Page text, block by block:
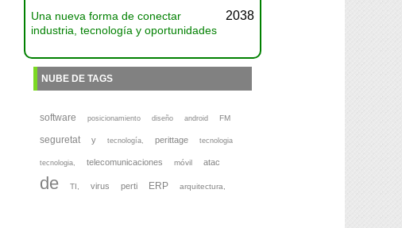
Una nueva forma de conectar
industria, tecnología y oportunidades
2038
NUBE DE TAGS
software posicionamiento diseño android FM
seguretat y tecnología, perittage tecnologia
tecnologia, telecomunicaciones móvil atac
de TI, virus perti ERP arquitectura,